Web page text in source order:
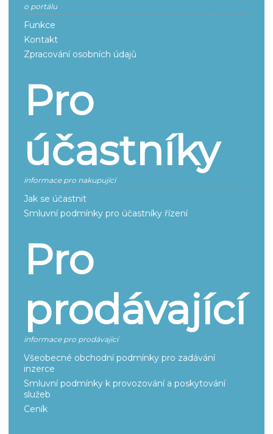
o portálu
Funkce
Kontakt
Zpracování osobních údajů
Pro
účastníky
informace pro nakupující
Jak se účastnit
Smluvní podmínky pro účastníky řízení
Pro
prodávající
informace pro prodávající
Všeobecné obchodní podmínky pro zadávání
inzerce
Smluvní podmínky k provozování a poskytování
služeb
Ceník